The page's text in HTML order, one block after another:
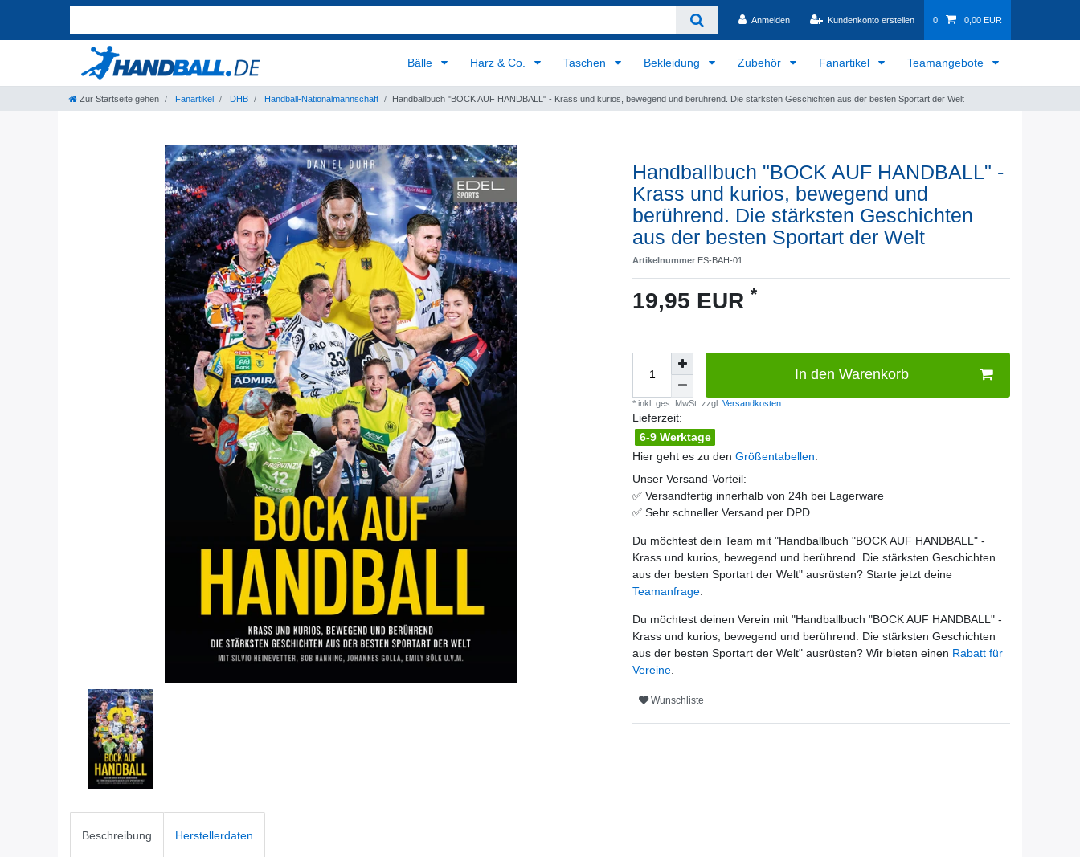
Anmelden Kundenkonto erstellen 0 0,00 EUR
Bälle Harz & Co. Taschen Bekleidung Zubehör Fanartikel Teamangebote
Zur Startseite gehen Fanartikel DHB Handball-Nationalmannschaft Handballbuch "BOCK AUF HANDBALL" - Krass und kurios, bewegend und berührend. Die stärksten Geschichten aus der besten Sportart der Welt
Handballbuch "BOCK AUF HANDBALL" -
Krass und kurios, bewegend und
berührend. Die stärksten Geschichten
aus der besten Sportart der Welt
Artikelnummer ES-BAH-01
19,95 EUR *
In den Warenkorb
* inkl. ges. MwSt. zzgl. Versandkosten
Lieferzeit:
6-9 Werktage
Hier geht es zu den Größentabellen
Unser Versand-Vorteil:
✅ Versandfertig innerhalb von 24h bei Lagerware
✅ Sehr schneller Versand per DPD
Du möchtest dein Team mit "Handballbuch "BOCK AUF HANDBALL" -
Krass und kurios, bewegend und berührend. Die stärksten Geschichten
aus der besten Sportart der Welt" ausrüsten? Starte jetzt deine
Teamanfrage
Du möchtest deinen Verein mit "Handballbuch "BOCK AUF HANDBALL" -
Krass und kurios, bewegend und berührend. Die stärksten Geschichten
aus der besten Sportart der Welt" ausrüsten? Wir bieten einen Rabatt für
Vereine
Wunschliste
Beschreibung Herstellerdaten